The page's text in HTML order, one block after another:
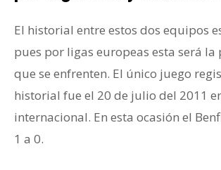
El historial entre estos dos equipos
pues por ligas europeas esta será la
que se enfrenten. El único juego
historial fue el 20 de julio del 2011
internacional. En esta ocasión el
1 a 0.